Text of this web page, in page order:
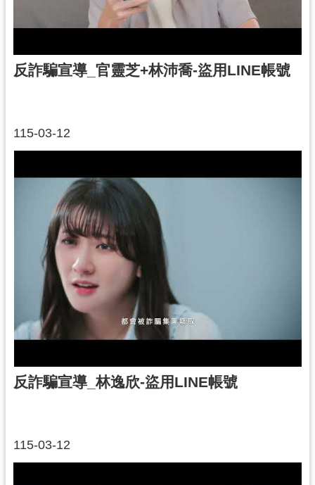
反詐騙宣導_官靈芝+林沛喬-盜用LINE帳號
115-03-12
反詐騙宣導_林逸欣-盜用LINE帳號
115-03-12